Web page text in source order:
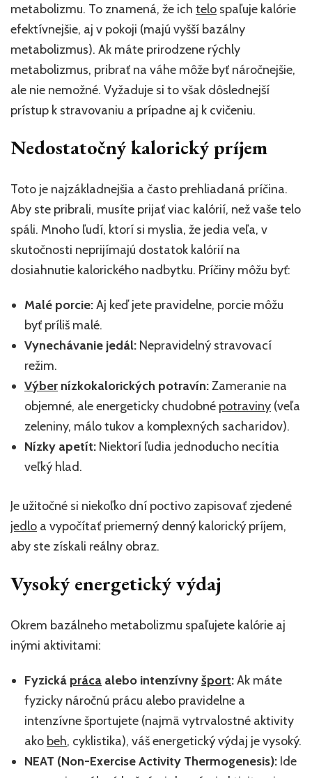
metabolizmu. To znamená, že ich telo spaľuje kalórie
efektívnejšie, aj v pokoji (majú vyšší bazálny
metabolizmus). Ak máte prirodzene rýchly
metabolizmus, pribrať na váhe môže byť náročnejšie,
ale nie nemožné. Vyžaduje si to však dôslednejší
prístup k stravovaniu a prípadne aj k cvičeniu.
Nedostatočný kalorický príjem
Toto je najzákladnejšia a často prehliadaná príčina.
Aby ste pribrali, musíte prijať viac kalórií, než vaše telo
spáli. Mnoho ľudí, ktorí si myslia, že jedia veľa, v
skutočnosti neprijímajú dostatok kalórií na
dosiahnutie kalorického nadbytku. Príčiny môžu byť:
Malé porcie:Aj keď jete pravidelne, porcie môžu
byť príliš malé.
Vynechávanie jedál: Nepravidelný stravovací
režim.
Výber nízkokalorických potravín:Zameranie na
objemné, ale energeticky chudobné potraviny (veľa
zeleniny, málo tukov a komplexných sacharidov).
Nízky apetít: Niektorí ľudia jednoducho necítia
veľký hlad.
Je užitočné si niekoľko dní poctivo zapisovať zjedené
jedlo a vypočítať priemerný denný kalorický príjem,
aby ste získali reálny obraz.
Vysoký energetický výdaj
Okrem bazálneho metabolizmu spaľujete kalórie aj
inými aktivitami:
Fyzická práca alebo intenzívnyšport:Ak máte
fyzicky náročnú prácu alebo pravidelne a
intenzívne športujete (najmä vytrvalostné aktivity
ako beh, cyklistika), váš energetický výdaj je vysoký.
NEAT (Non-Exercise Activity Thermogenesis): Ide